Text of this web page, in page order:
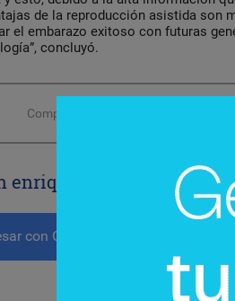
de la reproducción asistida son
el embarazo exitoso con futuras
concluyó.
Compartir con tus amigos de
enriquece este artículo:
con Google